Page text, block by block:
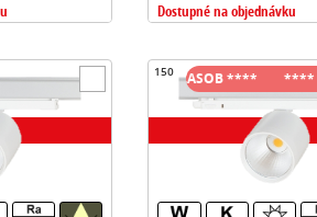
Dostupné na objednávku
150
SKLADOVYCH ZASOB **** ********